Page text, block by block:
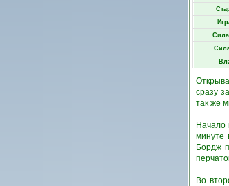
Сила
сразу
так же
Начало
минуте
Бордж
Во